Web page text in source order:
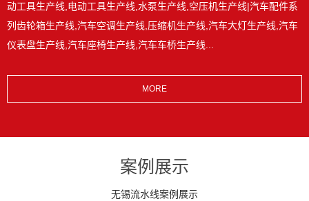
动工具生产线,电动工具生产线,水泵生产线,空压机生产线|汽车配件系
列齿轮箱生产线,汽车空调生产线,压缩机生产线,汽车大灯生产线,汽车
仪表盘生产线,汽车座椅生产线,汽车车桥生产线...
MORE
案例展示
无锡流水线案例展示